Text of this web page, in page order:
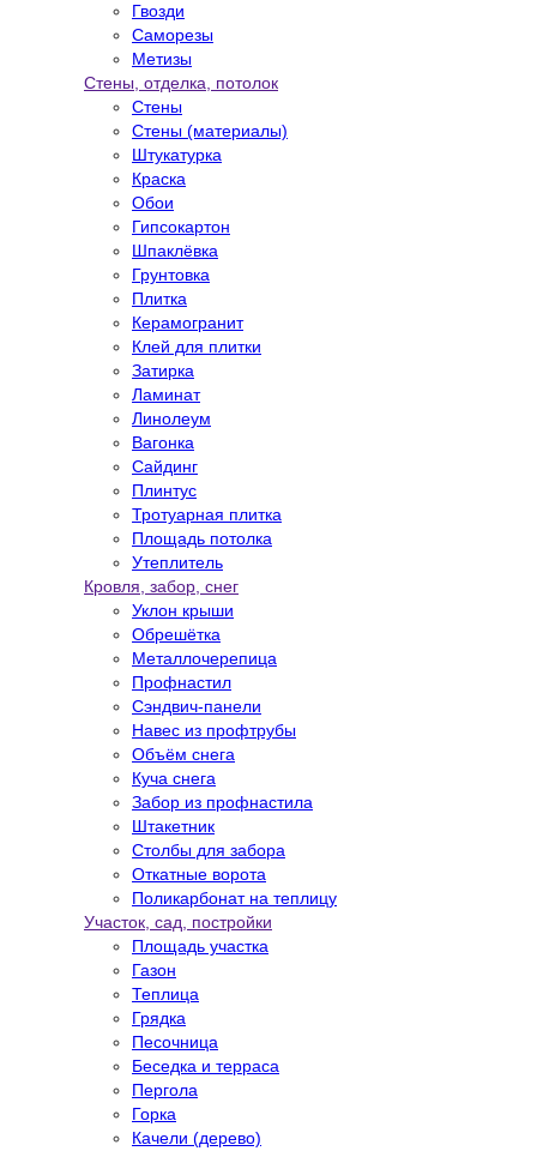
Гвозди
Саморезы
Метизы
Стены, отделка, потолок
Стены
Стены (материалы)
Штукатурка
Краска
Обои
Гипсокартон
Шпаклёвка
Грунтовка
Плитка
Керамогранит
Клей для плитки
Затирка
Ламинат
Линолеум
Вагонка
Сайдинг
Плинтус
Тротуарная плитка
Площадь потолка
Утеплитель
Кровля, забор, снег
Уклон крыши
Обрешётка
Металлочерепица
Профнастил
Сэндвич-панели
Навес из профтрубы
Объём снега
Куча снега
Забор из профнастила
Штакетник
Столбы для забора
Откатные ворота
Поликарбонат на теплицу
Участок, сад, постройки
Площадь участка
Газон
Теплица
Грядка
Песочница
Беседка и терраса
Пергола
Горка
Качели (дерево)